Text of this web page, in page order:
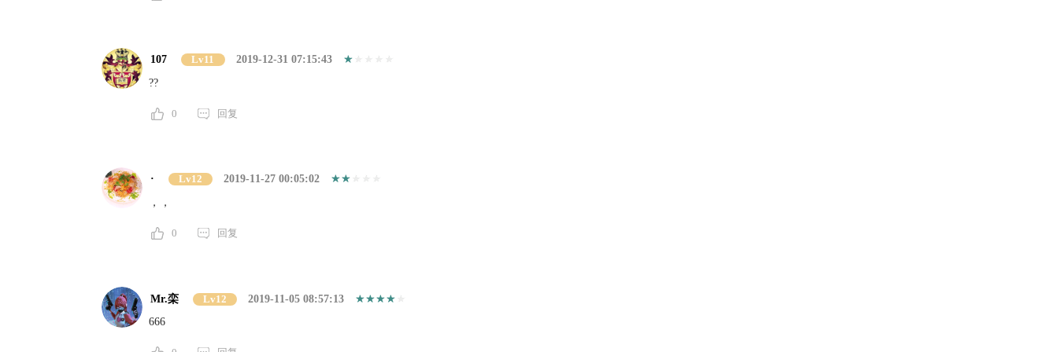
107 Lv11
2019-12-31 07:15:43
??
0 回复
· Lv12
2019-11-27 00:05:02
，，
0 回复
Mr.栾 Lv12
2019-11-05 08:57:13
666